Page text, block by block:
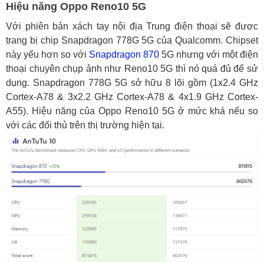
Hiệu năng Oppo Reno10 5G
Với phiên bản xách tay nội địa Trung điện thoại sẽ được
trang bị chip Snapdragon 778G 5G của Qualcomm. Chipset
này yếu hơn so với Snapdragon 870 5G nhưng với một điện
thoại chuyên chụp ảnh như Reno10 5G thì nó quá đủ để sử
dụng. Snapdragon 778G 5G sở hữu 8 lõi gồm (1x2.4 GHz
Cortex-A78 & 3x2.2 GHz Cortex-A78 & 4x1.9 GHz Cortex-
A55). Hiệu năng của Oppo Reno10 5G ở mức khá nếu so
với các đối thủ trên thị trường hiện tại.